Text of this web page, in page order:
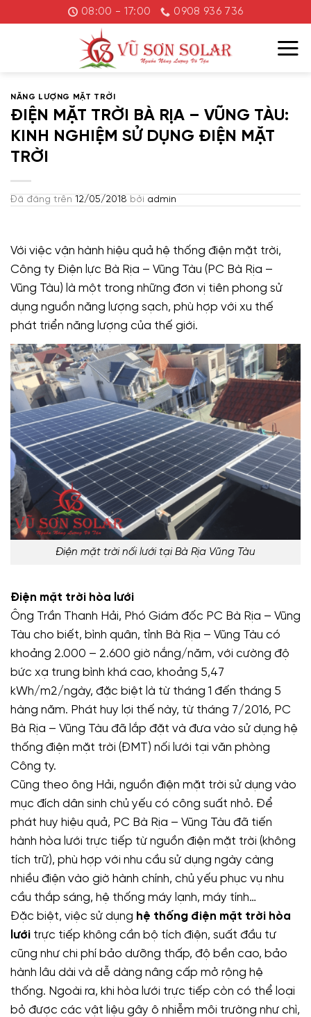
đến
08:00 - 17:00 0908 936 736
NĂNG LƯỢNG MẶT TRỜI
ĐIỆN MẶT TRỜI BÀ RỊA – VŨNG TÀU:
KINH NGHIỆM SỬ DỤNG ĐIỆN MẶT
TRỜI
Đã đăng trên 12/05/2018 bởi admin
Với việc vận hành hiệu quả hệ thống điện mặt trời,
Công ty Điện lực Bà Rịa – Vũng Tàu (PC Bà Rịa –
Vũng Tàu) là một trong những đơn vị tiên phong sử
dụng nguồn năng lượng sạch, phù hợp với xu thế
phát triển năng lượng của thế giới.
Điện mặt trời nối lưới tại Bà Rịa Vũng Tàu
Điện mặt trời hòa lưới
Ông Trần Thanh Hải, Phó Giám đốc PC Bà Rịa – Vũng
Tàu cho biết, bình quân, tỉnh Bà Rịa – Vũng Tàu có
khoảng 2.000 – 2.600 giờ nắng/năm, với cường độ
bức xạ trung bình khá cao, khoảng 5,47
kWh/m2/ngày, đặc biệt là từ tháng 1 đến tháng 5
hàng năm. Phát huy lợi thế này, từ tháng 7/2016, PC
Bà Rịa – Vũng Tàu đã lắp đặt và đưa vào sử dụng hệ
thống điện mặt trời (ĐMT) nối lưới tại văn phòng
Công ty.
Cũng theo ông Hải, nguồn điện mặt trời sử dụng vào
mục đích dân sinh chủ yếu có công suất nhỏ. Để
phát huy hiệu quả, PC Bà Rịa – Vũng Tàu đã tiến
hành hòa lưới trực tiếp từ nguồn điện mặt trời (không
tích trữ), phù hợp với nhu cầu sử dụng ngày càng
nhiều điện vào giờ hành chính, chủ yếu phục vụ nhu
cầu thắp sáng, hệ thống máy lạnh, máy tính…
Đặc biệt, việc sử dụng hệ thống điện mặt trời hòa
lưới trực tiếp không cần bộ tích điện, suất đầu tư
cũng như chi phí bảo dưỡng thấp, độ bền cao, bảo
hành lâu dài và dễ dàng nâng cấp mở rộng hệ
thống. Ngoài ra, khi hòa lưới trực tiếp còn có thể loại
bỏ được các vật liệu gây ô nhiễm môi trường như chì,